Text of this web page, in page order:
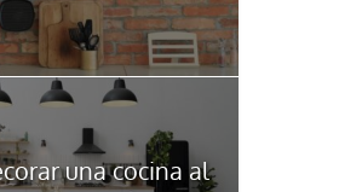
una cocina al